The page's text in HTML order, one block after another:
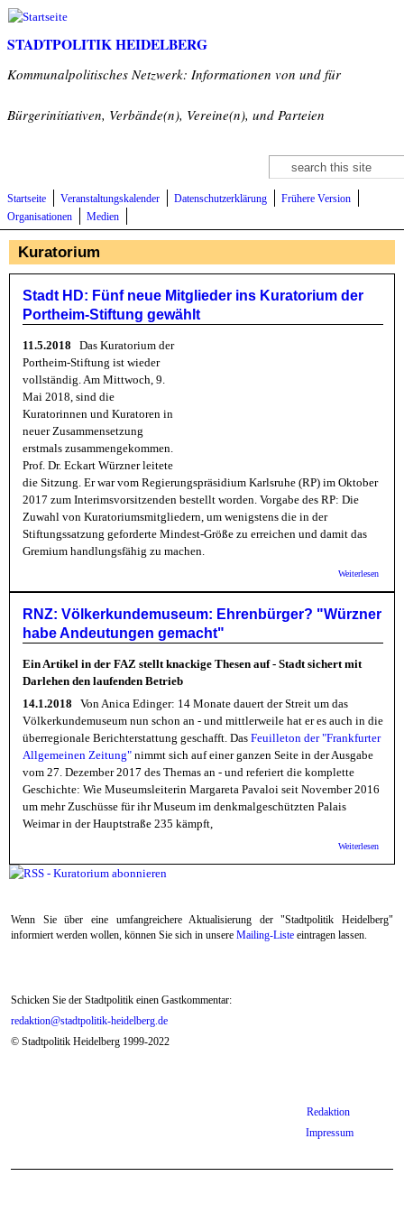
Direkt zum Inhalt
STADTPOLITIK HEIDELBERG
Kommunalpolitisches Netzwerk: Informationen von und für
Bürgerinitiativen, Verbände(n), Vereine(n), und Parteien
Suchformular
Suche
Startseite Veranstaltungskalender Datenschutzerklärung
Frühere Version
Organisationen
Medien
Kuratorium
Stadt HD: Fünf neue Mitglieder ins Kuratorium der
Portheim-Stiftung gewählt
11.5.2018 Das Kuratorium der
Portheim-Stiftung ist wieder
vollständig. Am Mittwoch, 9.
Mai 2018, sind die
Kuratorinnen und Kuratoren in
neuer Zusammensetzung
erstmals zusammengekommen.
Prof. Dr. Eckart Würzner leitete
die Sitzung. Er war vom Regierungspräsidium Karlsruhe (RP) im Oktober
2017 zum Interimsvorsitzenden bestellt worden. Vorgabe des RP: Die
Zuwahl von Kuratoriumsmitgliedern, um wenigstens die in der
Stiftungssatzung geforderte Mindest-Größe zu erreichen und damit das
Gremium handlungsfähig zu machen.
Weiterlesen
neue
ins
der
RNZ: Völkerkundemuseum: Ehrenbürger? "Würzner
habe Andeutungen gemacht"
Ein Artikel in der FAZ stellt knackige Thesen auf - Stadt sichert mit
Darlehen den laufenden Betrieb
14.1.2018 Von Anica Edinger: 14 Monate dauert der Streit um das
Völkerkundemuseum nun schon an - und mittlerweile hat er es auch in die
überregionale Berichterstattung geschafft. Das Feuilleton der "Frankfurter
Allgemeinen Zeitung" nimmt sich auf einer ganzen Seite in der Ausgabe
vom 27. Dezember 2017 des Themas an - und referiert die komplette
Geschichte: Wie Museumsleiterin Margareta Pavaloi seit November 2016
um mehr Zuschüsse für ihr Museum im denkmalgeschützten Palais
Weimar in der Hauptstraße 235 kämpft,
Weiterlesen
Wenn Sie über eine umfangreichere Aktualisierung der "Stadtpolitik Heidelberg"
informiert werden wollen, können Sie sich in unsere Mailing-Liste eintragen lassen.
Schicken Sie der Stadtpolitik einen Gastkommentar:
redaktion@stadtpolitik-heidelberg.de
© Stadtpolitik Heidelberg 1999-2022
Redaktion
Impressum